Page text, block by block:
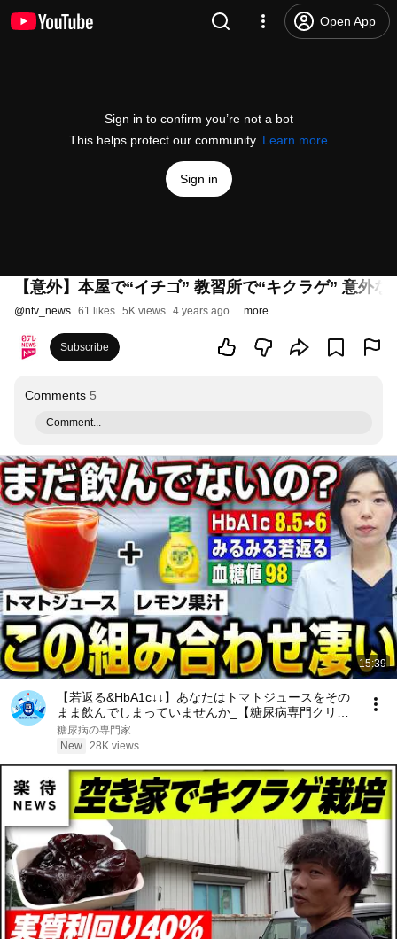
Open App
Sign in to confirm you’re not a bot
This helps protect our community. Learn more
Sign in
【意外】本屋で“イチゴ” 教習所で“キクラゲ” 意外
@ntv_news 61 likes 5K views 4 years ago more
Subscribe
Comments 5
Comment...
15:39
【若返る&HbA1c↓↓】あなたはトマトジュースをその
まま飲んでしまっていませんか_【糖尿病専門クリニ
ック現役医師】
糖尿病の専門家
New 28K views